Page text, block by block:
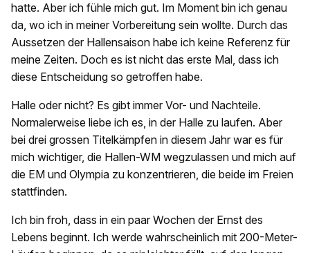
hatte. Aber ich fühle mich gut. Im Moment bin ich genau
da, wo ich in meiner Vorbereitung sein wollte. Durch das
Aussetzen der Hallensaison habe ich keine Referenz für
meine Zeiten. Doch es ist nicht das erste Mal, dass ich
diese Entscheidung so getroffen habe.
Halle oder nicht? Es gibt immer Vor- und Nachteile.
Normalerweise liebe ich es, in der Halle zu laufen. Aber
bei drei grossen Titelkämpfen in diesem Jahr war es für
mich wichtiger, die Hallen-WM wegzulassen und mich auf
die EM und Olympia zu konzentrieren, die beide im Freien
stattfinden.
Ich bin froh, dass in ein paar Wochen der Ernst des
Lebens beginnt. Ich werde wahrscheinlich mit 200-Meter-